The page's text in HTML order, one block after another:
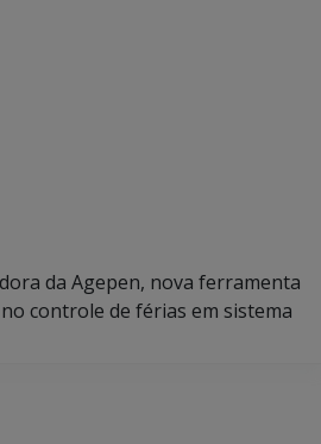
da Agepen, nova ferramenta
controle de férias em sistema